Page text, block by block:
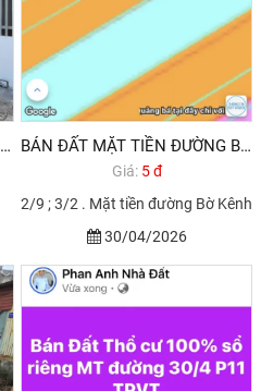
BÁN NHÀ ĐƯỜNG 2/9 , HÀNG ĐIỀU GẦN BỆNH VIỆN MỚI VŨNG TÀU BÁN ĐẤT MẶT TIỀN ĐƯỜNG BỜ SÔNG PHƯỜNG 10 VŨNG TÀU GIÁ CHỈ 5,5 TỶ
Giá: 5 đ
2/9 ; 3/2 . Mặt tiền đường Bờ Kênh
30/04/2026